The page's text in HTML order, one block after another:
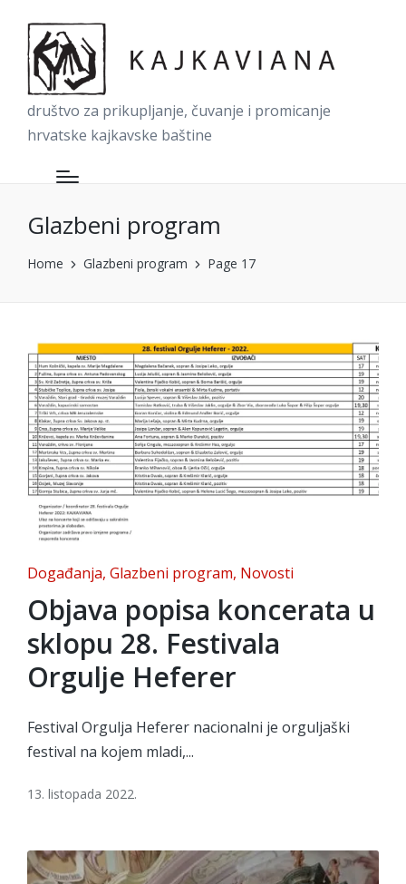
društvo za prikupljanje, čuvanje i promicanje
hrvatske kajkavske baštine
Glazbeni program
Home Glazbeni program Page 17
Posted
in
Događanja Glazbeni program Novosti
Objava popisa koncerata u
sklopu 28. Festivala
Orgulje Heferer
Festival Orgulja Heferer nacionalni je orguljaški
festival na kojem mladi,...
13. listopada 2022.